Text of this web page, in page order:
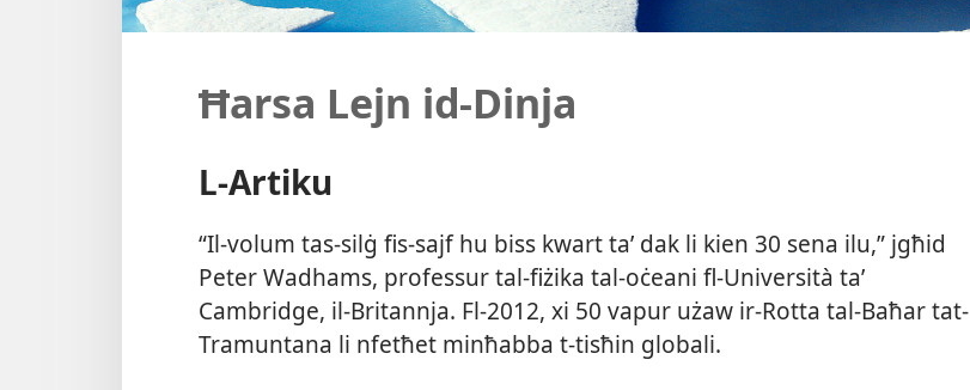
Ħarsa Lejn id-Dinja
L-​Artiku
“Il-​volum tas-​silġ fis-​sajf hu biss kwart taʼ dak li kien 30 sena ilu,” jgħid
Peter Wadhams, professur tal-​fiżika tal-​oċeani fl-​Università taʼ
Cambridge, il-​Britannja. Fl-​2012, xi 50 vapur użaw ir-​Rotta tal-​Baħar tat-​
Tramuntana li nfetħet minħabba t-​tisħin globali.